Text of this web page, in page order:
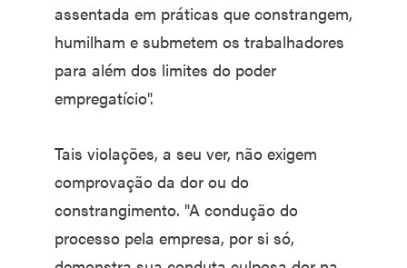
assentada em práticas que constrangem,
humilham e submetem os trabalhadores
para além dos limites do poder
empregatício".
Tais violações, a seu ver, não exigem
comprovação da dor ou do
constrangimento. "A condução do
processo pela empresa, por si só,